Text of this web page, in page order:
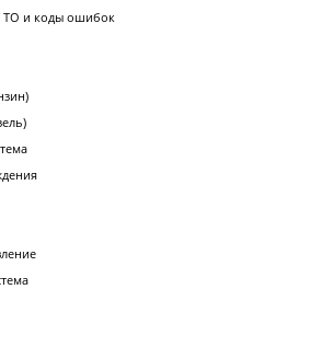
ТО и коды ошибок